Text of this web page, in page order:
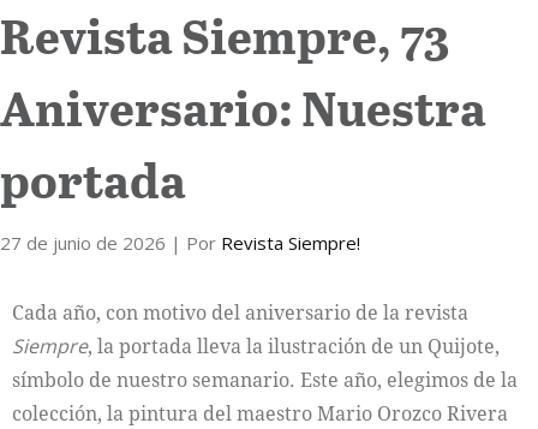
Revista Siempre, 73
Aniversario: Nuestra
portada
27 de junio de 2026 | Por Revista Siempre!
Cada año, con motivo del aniversario de la revista
Siempre, la portada lleva la ilustración de un Quijote,
símbolo de nuestro semanario. Este año, elegimos de la
colección, la pintura del maestro Mario Orozco Rivera